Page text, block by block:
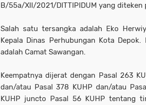
B/55a/XII/2021/DITTIPIDUM yang diteken
Salah satu tersangka adalah Eko
Kepala Dinas Perhubungan Kota
adalah Camat Sawangan.
Keempatnya dijerat dengan Pasal 263
dan/atau Pasal 378 KUHP dan/atau
KUHP juncto Pasal 56 KUHP tentang